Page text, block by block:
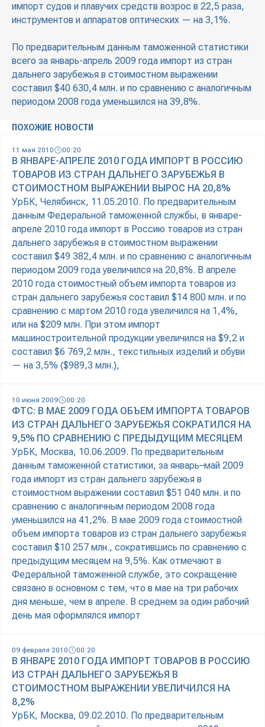
импорт судов и плавучих средств возрос в 22,5 раза,
инструментов и аппаратов оптических — на 3,1%.
По предварительным данным таможенной статистики
всего за январь-апрель 2009 года импорт из стран
дальнего зарубежья в стоимостном выражении
составил $40 630,4 млн. и по сравнению с аналогичным
периодом 2008 года уменьшился на 39,8%.
ПОХОЖИЕ НОВОСТИ
11 мая 2010 00:20
В ЯНВАРЕ-АПРЕЛЕ 2010 ГОДА ИМПОРТ В РОССИЮ
ТОВАРОВ ИЗ СТРАН ДАЛЬНЕГО ЗАРУБЕЖЬЯ В
СТОИМОСТНОМ ВЫРАЖЕНИИ ВЫРОС НА 20,8%
УрБК, Челябинск, 11.05.2010. По предварительным
данным Федеральной таможенной службы, в январе-
апреле 2010 года импорт в Россию товаров из стран
дальнего зарубежья в стоимостном выражении
составил $49 382,4 млн. и по сравнению с аналогичным
периодом 2009 года увеличился на 20,8%. В апреле
2010 года стоимостный объем импорта товаров из
стран дальнего зарубежья составил $14 800 млн. и по
сравнению с мартом 2010 года увеличился на 1,4%,
или на $209 млн. При этом импорт
машиностроительной продукции увеличился на $9,2 и
составил $6 769,2 млн., текстильных изделий и обуви
— на 3,5% ($989,3 млн.),
10 июня 2009 00:20
ФТС: В МАЕ 2009 ГОДА ОБЪЕМ ИМПОРТА ТОВАРОВ
ИЗ СТРАН ДАЛЬНЕГО ЗАРУБЕЖЬЯ СОКРАТИЛСЯ НА
9,5% ПО СРАВНЕНИЮ С ПРЕДЫДУЩИМ МЕСЯЦЕМ
УрБК, Москва, 10.06.2009. По предварительным
данным таможенной статистики, за январь–май 2009
года импорт из стран дальнего зарубежья в
стоимостном выражении составил $51 040 млн. и по
сравнению с аналогичным периодом 2008 года
уменьшился на 41,2%. В мае 2009 года стоимостной
объем импорта товаров из стран дальнего зарубежья
составил $10 257 млн., сократившись по сравнению с
предыдущим месяцем на 9,5%. Как отмечают в
Федеральной таможенной службе, это сокращение
связано в основном с тем, что в мае на три рабочих
дня меньше, чем в апреле. В среднем за один рабочий
день мая оформлялся импорт
09 февраля 2010 00:20
В ЯНВАРЕ 2010 ГОДА ИМПОРТ ТОВАРОВ В РОССИЮ
ИЗ СТРАН ДАЛЬНЕГО ЗАРУБЕЖЬЯ В
СТОИМОСТНОМ ВЫРАЖЕНИИ УВЕЛИЧИЛСЯ НА
8,2%
УрБК, Москва, 09.02.2010. По предварительным